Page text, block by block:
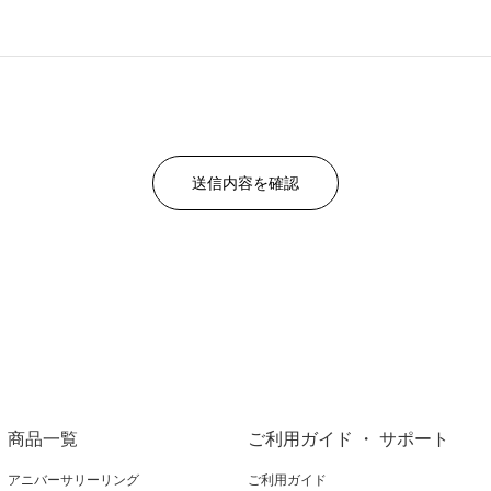
商品一覧
アニバーサリーリング
ご利用ガイド ・ サポート
ご利用ガイド